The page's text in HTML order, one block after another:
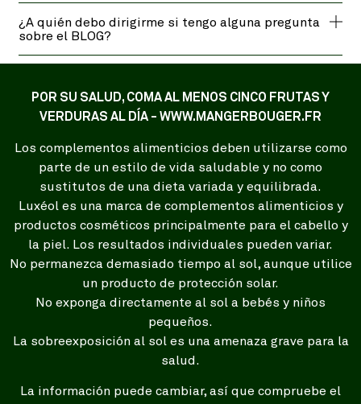
¿A quién debo dirigirme si tengo alguna pregunta
sobre el BLOG?
POR SU SALUD, COMA AL MENOS CINCO FRUTAS Y
VERDURAS AL DÍA - WWW.MANGERBOUGER.FR
Los complementos alimenticios deben utilizarse como
parte de un estilo de vida saludable y no como
sustitutos de una dieta variada y equilibrada.
Luxéol es una marca de complementos alimenticios y
productos cosméticos principalmente para el cabello y
la piel. Los resultados individuales pueden variar.
No permanezca demasiado tiempo al sol, aunque utilice
un producto de protección solar.
No exponga directamente al sol a bebés y niños
pequeños.
La sobreexposición al sol es una amenaza grave para la
salud.
La información puede cambiar, así que compruebe el